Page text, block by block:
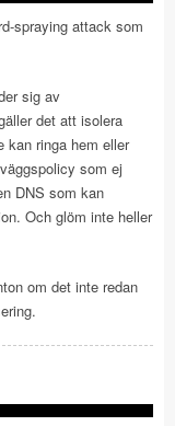
spraying attack som
sig av
det att isolera
kan ringa hem eller
som ej
DNS som kan
Och glöm inte heller
om det inte redan